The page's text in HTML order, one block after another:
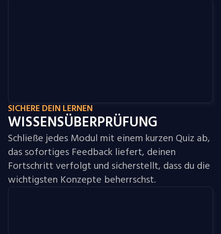
SICHERE DEIN LERNEN
WISSENSÜBERPRÜFUNG
Schließe jedes Modul mit einem kurzen Quiz ab,
das sofortiges Feedback liefert, deinen
Fortschritt verfolgt und sicherstellt, dass du die
wichtigsten Konzepte beherrschst.